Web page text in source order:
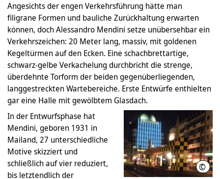
Angesichts der engen Verkehrsführung hätte man
filigrane Formen und bauliche Zurückhaltung erwarten
können, doch Alessandro Mendini setze unübersehbar ein
Verkehrszeichen: 20 Meter lang, massiv, mit goldenen
Kegeltürmen auf den Ecken. Eine schachbrettartige,
schwarz-gelbe Verkachelung durchbricht die strenge,
überdehnte Torform der beiden gegenüberliegenden,
langgestreckten Wartebereiche. Erste Entwürfe enthielten
gar eine Halle mit gewölbtem Glasdach.
©
In der Entwurfsphase hat
Mendini, geboren 1931 in
Mailand, 27 unterschiedliche
Motive skizziert und
schließlich auf vier reduziert,
bis letztendlich der